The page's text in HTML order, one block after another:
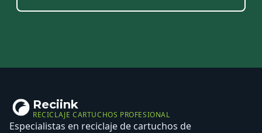
Reciink
RECICLAJE CARTUCHOS PROFESIONAL
Especialistas en reciclaje de cartuchos de